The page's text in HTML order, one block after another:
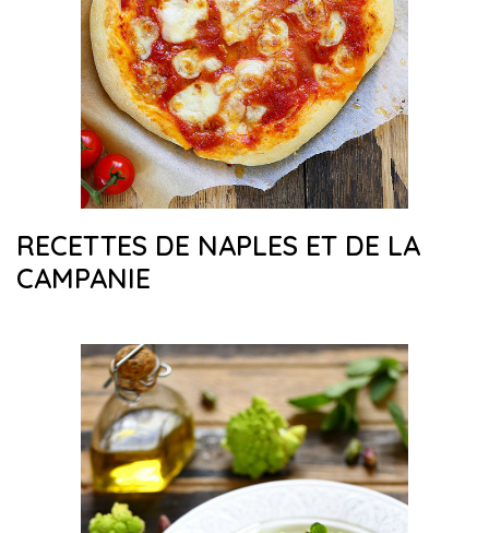
RECETTES DE NAPLES ET DE LA
CAMPANIE